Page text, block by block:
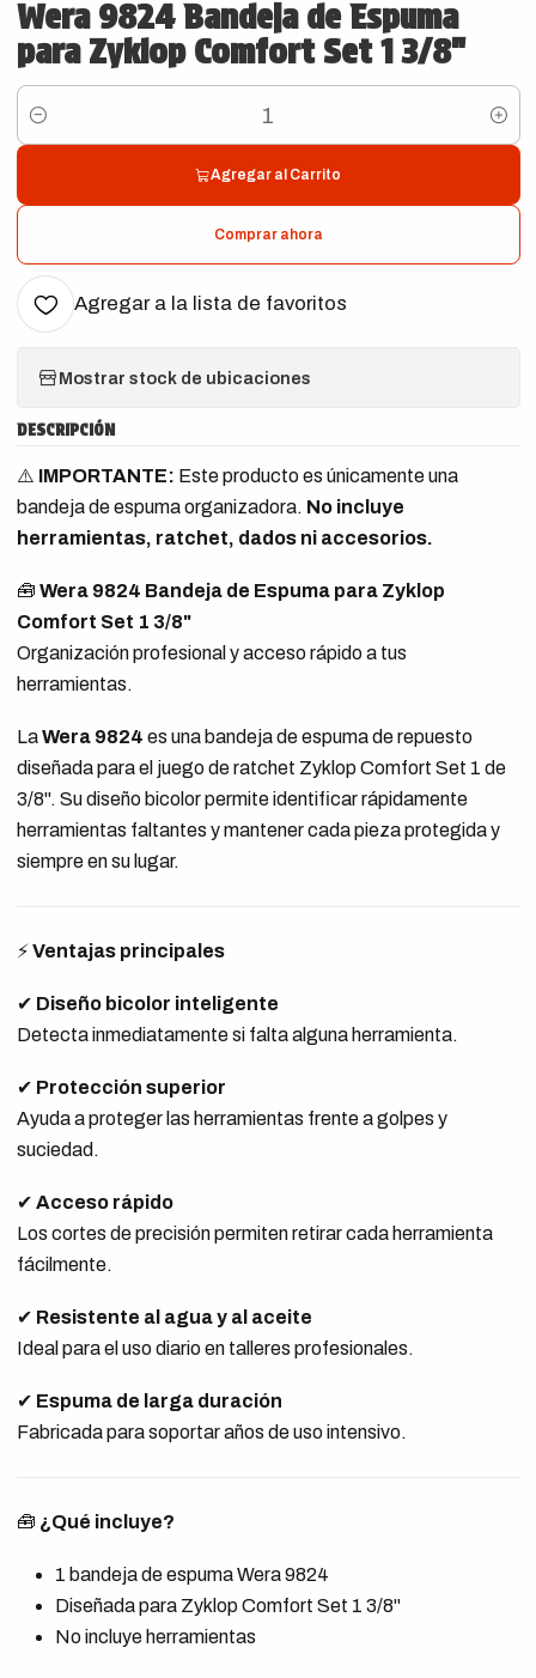
Wera 9824 Bandeja de Espuma
para Zyklop Comfort Set 1 3/8"
Cantidad
Agregar al Carrito
Comprar ahora
Agregar a la lista de favoritos
Mostrar stock de ubicaciones
DESCRIPCIÓN
⚠️ IMPORTANTE: Este producto es únicamente una
bandeja de espuma organizadora. No incluye
herramientas, ratchet, dados ni accesorios.
🧰 Wera 9824 Bandeja de Espuma para Zyklop
Comfort Set 1 3/8"
Organización profesional y acceso rápido a tus
herramientas.
LaWera 9824 es una bandeja de espuma de repuesto
diseñada para el juego de ratchet Zyklop Comfort Set 1 de
3/8". Su diseño bicolor permite identificar rápidamente
herramientas faltantes y mantener cada pieza protegida y
siempre en su lugar.
⚡Ventajas principales
✔ Diseño bicolor inteligente
Detecta inmediatamente si falta alguna herramienta.
✔ Protección superior
Ayuda a proteger las herramientas frente a golpes y
suciedad.
✔ Acceso rápido
Los cortes de precisión permiten retirar cada herramienta
fácilmente.
✔ Resistente al agua y al aceite
Ideal para el uso diario en talleres profesionales.
✔ Espuma de larga duración
Fabricada para soportar años de uso intensivo.
🧰 ¿Qué incluye?
1 bandeja de espuma Wera 9824
Diseñada para Zyklop Comfort Set 1 3/8"
No incluye herramientas